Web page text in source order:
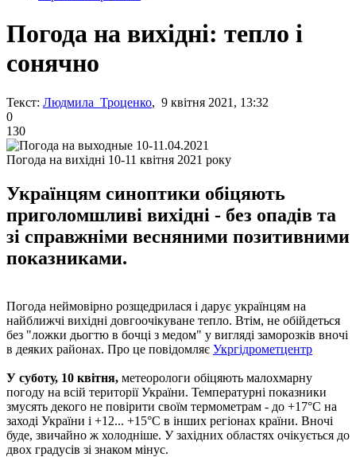
Погода на вихідні: тепло і
сонячно
Текст: Людмила Троценко, 9 квітня 2021, 13:32
0
130
Погода на вихідні 10-11 квітня 2021 року
Українцям синоптики обіцяють
приголомшливі вихідні - без опадів та
зі справжніми весняними позитивними
показниками.
Погода неймовірно розщедрилася і дарує українцям на
найближчі вихідні довгоочікуване тепло. Втім, не обійдеться
без "ложки дьогтю в бочці з медом" у вигляді заморозків вночі
в деяких районах. Про це повідомляє Укргідрометцентр
У суботу, 10 квітня, метеорологи обіцяють малохмарну
погоду на всій території України. Температурні показники
змусять декого не повірити своїм термометрам - до +17°С на
заході України і +12... +15°С в інших регіонах країни. Вночі
буде, звичайно ж холодніше. У західних областях очікується до
двох градусів зі знаком мінус.